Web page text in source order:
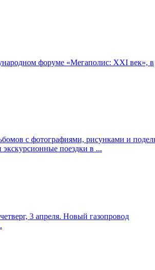
форуме «Мегаполис: XXI век», в
с фотографиями, рисунками и
поездки в ...
3 апреля. Новый газопровод